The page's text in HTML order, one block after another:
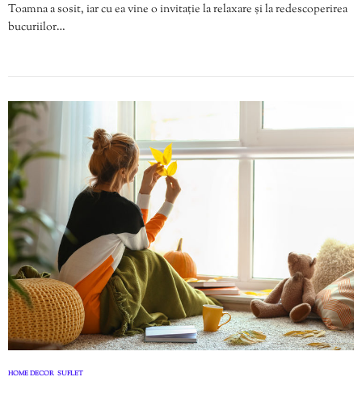
Toamna a sosit, iar cu ea vine o invitație la relaxare și la redescoperirea
bucuriilor…
HOME DECOR SUFLET